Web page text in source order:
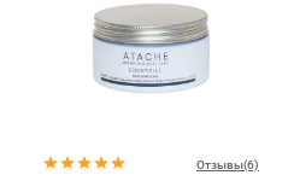
Отзывы(6)